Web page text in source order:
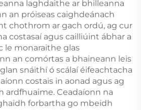
laghdaithe ar bhilleanna
an próiseas caighdeánach
chothrom ar gach ordú, ag cur
costasaí agus cailliúint ábhar a
le monaraithe glas
an comórtas a bhaineann leis
snáithí ó scálaí éifeachtacha
costais in aonad agus ag
ardfhuaime. Ceadaíonn na
forbartha go mbeidh